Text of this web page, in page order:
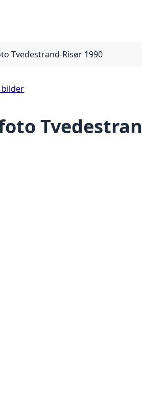
Tvedestrand-Risør 1990
bilder